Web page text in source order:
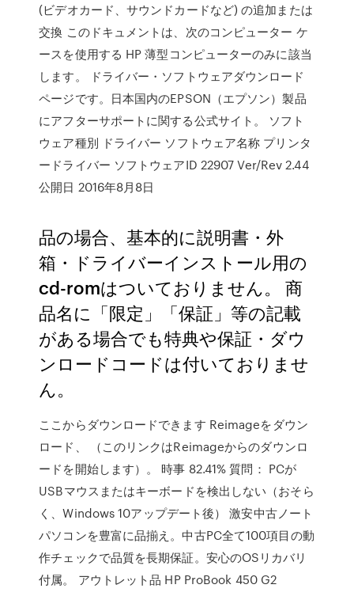
(ビデオカード、サウンドカードなど) の追加または
交換 このドキュメントは、次のコンピューター ケ
ースを使用する HP 薄型コンピューターのみに該当
します。 ドライバー・ソフトウェアダウンロード
ページです。日本国内のEPSON（エプソン）製品
にアフターサポートに関する公式サイト。 ソフト
ウェア種別 ドライバー ソフトウェア名称 プリンタ
ードライバー ソフトウェアID 22907 Ver/Rev 2.44
公開日 2016年8月8日
品の場合、基本的に説明書・外
箱・ドライバーインストール用の
cd-romはついておりません。 商
品名に「限定」「保証」等の記載
がある場合でも特典や保証・ダウ
ンロードコードは付いておりませ
ん。
ここからダウンロードできます Reimageをダウン
ロード、 （このリンクはReimageからのダウンロ
ードを開始します）。 時事 82.41% 質問： PCが
USBマウスまたはキーボードを検出しない（おそら
く、Windows 10アップデート後） 激安中古ノート
パソコンを豊富に品揃え。中古PC全て100項目の動
作チェックで品質を長期保証。安心のOSリカバリ
付属。 アウトレット品 HP ProBook 450 G2